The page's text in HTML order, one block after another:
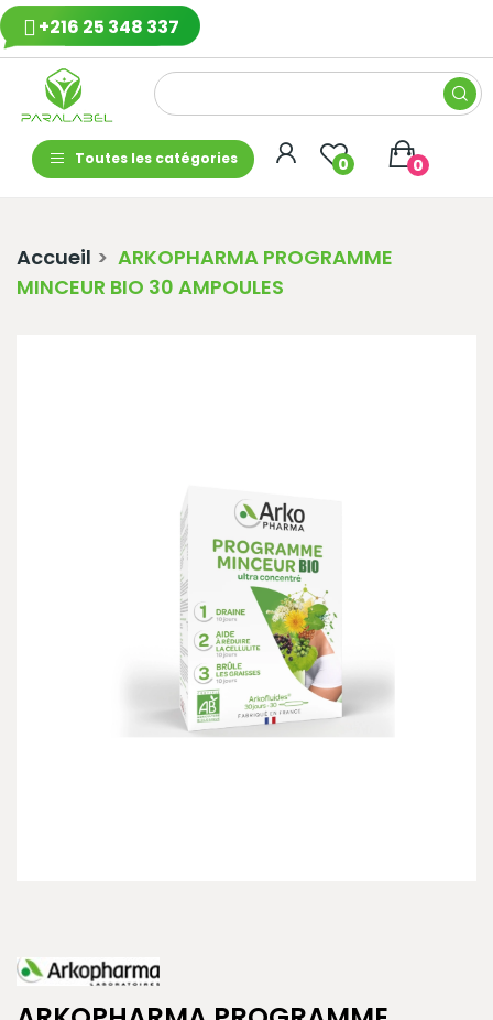
+216 25 348 337
Toutes les catégories 0 0
Accueil
ARKOPHARMA PROGRAMME
MINCEUR BIO 30 AMPOULES